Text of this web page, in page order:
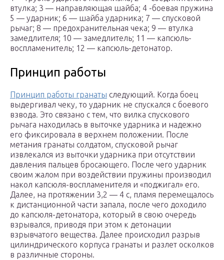
втулка; 3 — направляющая шайба; 4 -боевая пружина
5 — ударник; 6 — шайба ударника; 7 — спусковой
рычаг; 8 — предохранительная чека; 9 — втулка
замедлителя; 10 — замедлитель; 11 — капсюль-
воспламенитель; 12 — капсюль-детонатор.
Принцип работы
Принцип работы гранаты следующий. Когда боец
выдергивал чеку, то ударник не спускался с боевого
взвода. Это связано с тем, что вилка спускового
рычага находилась в выточке ударника и надежно
его фиксировала в верхнем положении. После
метания гранаты солдатом, спусковой рычаг
извлекался из выточки ударника при отсутствии
давления пальцев бросающего. После чего ударник
своим жалом при воздействии пружины производил
накол капсюля-воспламенителя и «поджигал» его.
Далее, на протяжении 3,2 — 4 с, пламя перемещалось
к дистанционной части запала, после чего доходило
до капсюля-детонатора, который в свою очередь
взрывался, приводя при этом к детонации
взрывчатого вещества. Далее происходил разрыв
цилиндрического корпуса гранаты и разлет осколков
в различные стороны.